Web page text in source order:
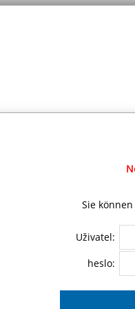
Sie
Uživatel:
heslo: